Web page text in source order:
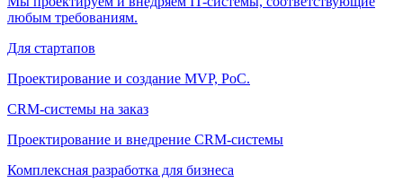
любым требованиям.
Для стартапов
Проектирование и создание MVP, PoC.
CRM-системы на заказ
Проектирование и внедрение CRM-системы
Комплексная разработка для бизнеса